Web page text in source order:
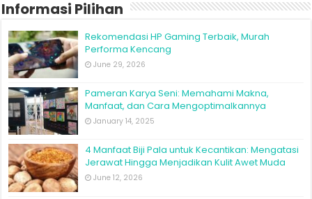
Informasi Pilihan
Rekomendasi HP Gaming Terbaik, Murah
Performa Kencang
June 29, 2026
Pameran Karya Seni: Memahami Makna,
Manfaat, dan Cara Mengoptimalkannya
January 14, 2025
4 Manfaat Biji Pala untuk Kecantikan: Mengatasi
Jerawat Hingga Menjadikan Kulit Awet Muda
June 12, 2026